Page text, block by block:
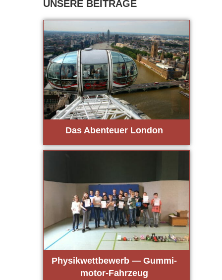
Das Aben­teu­er Lon­don
Phy­sik­wett­be­werb — Gum­mi­
mo­tor-Fahr­zeug